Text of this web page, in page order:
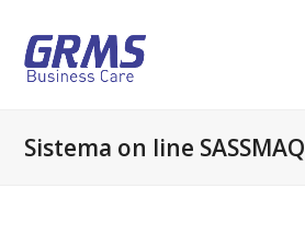
Sistema on line SASSMAQ